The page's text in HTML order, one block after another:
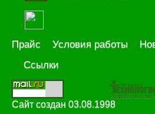
Прайс Условия работы
Ссылки
Разработка
Сайт создан 03.08.1998